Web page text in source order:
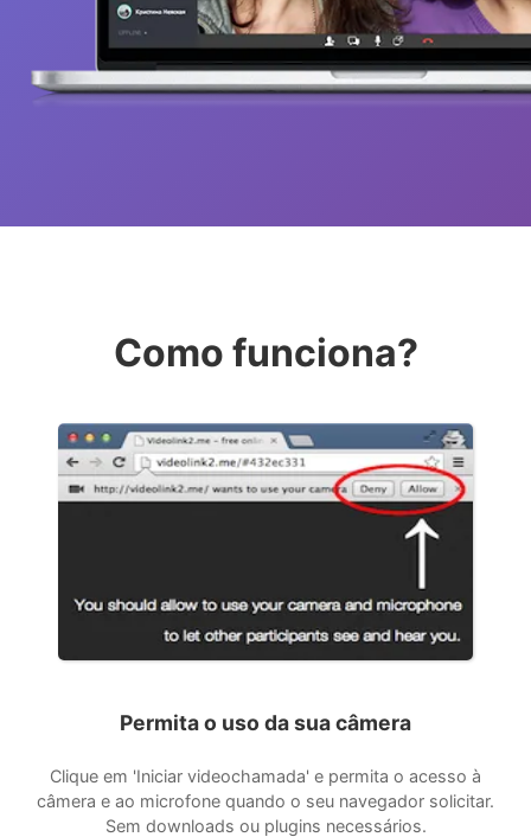
Como funciona?
Permita o uso da sua câmera
Clique em 'Iniciar videochamada' e permita o acesso à
câmera e ao microfone quando o seu navegador solicitar.
Sem downloads ou plugins necessários.